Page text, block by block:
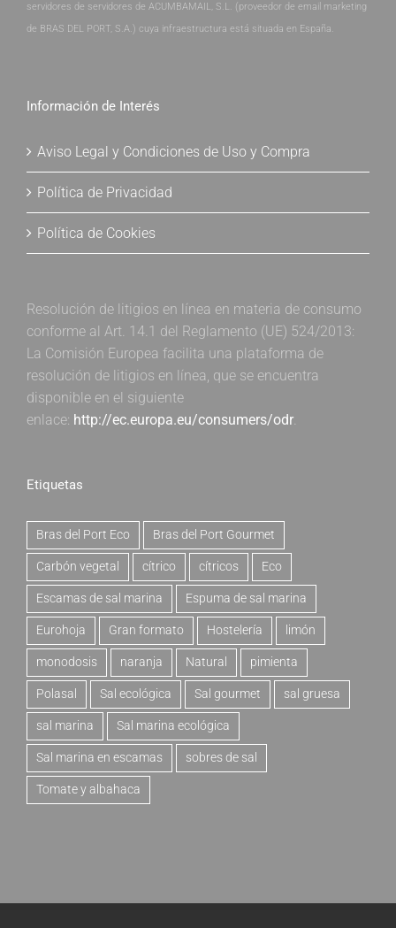
servidores de servidores de ACUMBAMAIL, S.L. (proveedor de email marketing
de BRAS DEL PORT, S.A.) cuya infraestructura está situada en España.
Información de Interés
Aviso Legal y Condiciones de Uso y Compra
Política de Privacidad
Política de Cookies
Resolución de litigios en línea en materia de consumo
conforme al Art. 14.1 del Reglamento (UE) 524/2013:
La Comisión Europea facilita una plataforma de
resolución de litigios en línea, que se encuentra
disponible en el siguiente
enlace: http://ec.europa.eu/consumers/odr.
Etiquetas
Bras del Port Eco Bras del Port Gourmet
Carbón vegetal cítrico cítricos Eco
Escamas de sal marina Espuma de sal marina
Eurohoja Gran formato Hostelería limón
monodosis naranja Natural pimienta
Polasal Sal ecológica Sal gourmet sal gruesa
sal marina Sal marina ecológica
Sal marina en escamas sobres de sal
Tomate y albahaca